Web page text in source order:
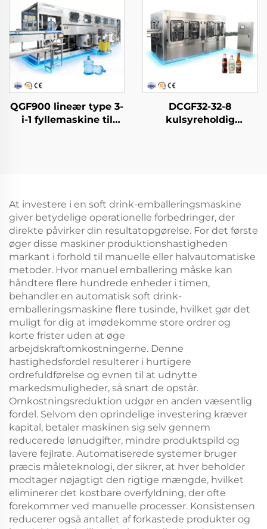
QGF900 lineær type 3-
i-1 fyllemaskine til
DCGF32-32-8
kulsyreholdig
At investere i en soft drink-emballeringsmaskine
giver betydelige operationelle forbedringer, der
direkte påvirker din resultatopgørelse. For det første
øger disse maskiner produktionshastigheden
markant i forhold til manuelle eller halvautomatiske
metoder. Hvor manuel emballering måske kan
håndtere flere hundrede enheder i timen,
behandler en automatisk soft drink-
emballeringsmaskine flere tusinde, hvilket gør det
muligt for dig at imødekomme store ordrer og
korte frister uden at øge
arbejdskraftomkostningerne. Denne
hastighedsfordel resulterer i hurtigere
ordrefuldførelse og evnen til at udnytte
markedsmuligheder, så snart de opstår.
Omkostningsreduktion udgør en anden væsentlig
fordel. Selvom den oprindelige investering kræver
kapital, betaler maskinen sig selv gennem
reducerede lønudgifter, mindre produktspild og
lavere fejlrate. Automatiserede systemer bruger
præcis måleteknologi, der sikrer, at hver beholder
modtager nøjagtigt den rigtige mængde, hvilket
eliminerer det kostbare overfyldning, der ofte
forekommer ved manuelle processer. Konsistensen
reducerer også antallet af forkastede produkter og